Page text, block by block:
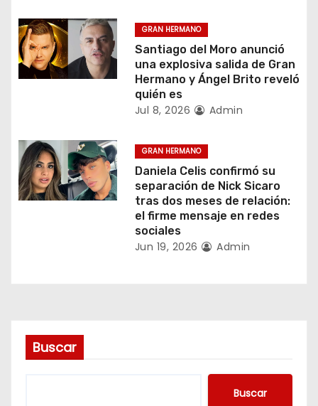
d
e
e
t
r
a
GRAN HERMANO
Santiago del Moro anunció
una explosiva salida de Gran
Hermano y Ángel Brito reveló
quién es
Jul 8, 2026 Admin
GRAN HERMANO
Daniela Celis confirmó su
separación de Nick Sicaro
tras dos meses de relación:
el firme mensaje en redes
sociales
Jun 19, 2026 Admin
Buscar
Buscar